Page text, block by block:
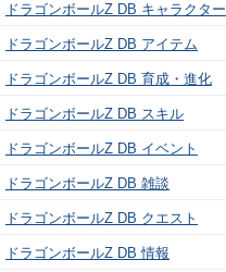
ドラゴンボールZ DB キャラクター
ドラゴンボールZ DB アイテム
ドラゴンボールZ DB 育成・進化
ドラゴンボールZ DB スキル
ドラゴンボールZ DB イベント
ドラゴンボールZ DB 雑談
ドラゴンボールZ DB クエスト
ドラゴンボールZ DB 情報